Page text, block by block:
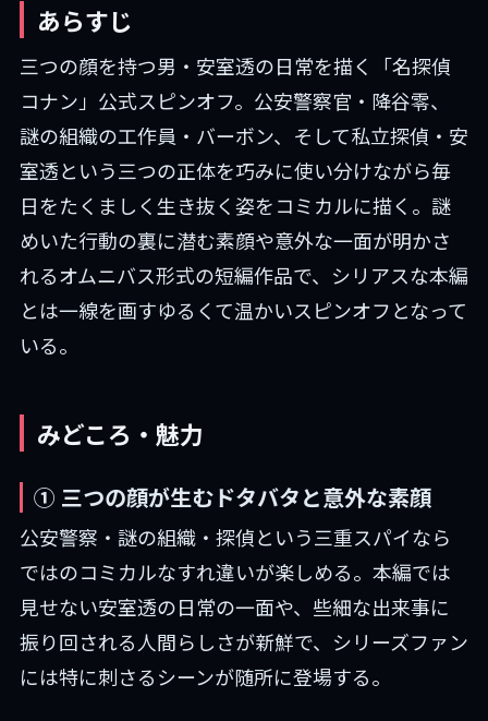
あらすじ
三つの顔を持つ男・安室透の日常を描く「名探偵
コナン」公式スピンオフ。公安警察官・降谷零、
謎の組織の工作員・バーボン、そして私立探偵・安
室透という三つの正体を巧みに使い分けながら毎
日をたくましく生き抜く姿をコミカルに描く。謎
めいた行動の裏に潜む素顔や意外な一面が明かさ
れるオムニバス形式の短編作品で、シリアスな本編
とは一線を画すゆるくて温かいスピンオフとなって
いる。
みどころ・魅力
① 三つの顔が生むドタバタと意外な素顔
公安警察・謎の組織・探偵という三重スパイなら
ではのコミカルなすれ違いが楽しめる。本編では
見せない安室透の日常の一面や、些細な出来事に
振り回される人間らしさが新鮮で、シリーズファン
には特に刺さるシーンが随所に登場する。